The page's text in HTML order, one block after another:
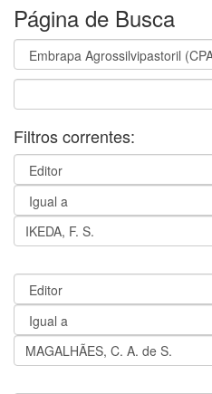
Página de Busca
Filtros correntes: